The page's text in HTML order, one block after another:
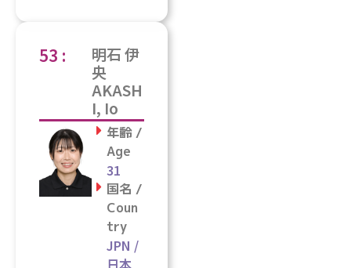
53 :
明石 伊
央
AKASH
I, Io
年齢 /
Age
31
国名 /
Coun
try
JPN /
日本